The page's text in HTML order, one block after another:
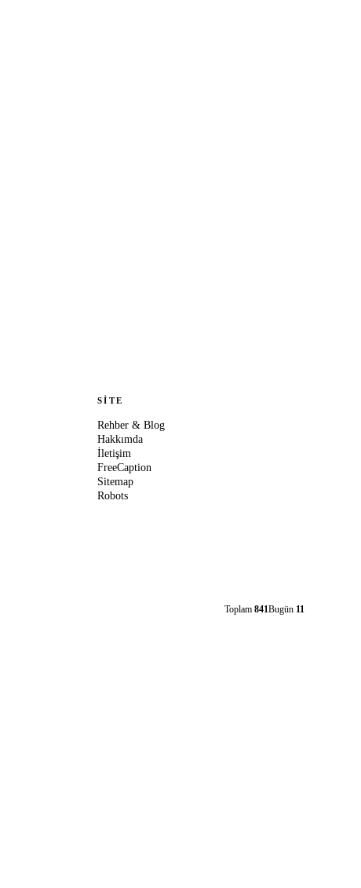
SITE
Rehber & Blog
Hakkımda
İletişim
FreeCaption
Sitemap
Robots
Toplam 841Bugün 11